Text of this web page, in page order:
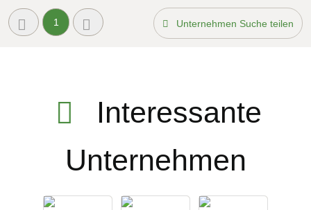
1 Unternehmen Suche teilen
Interessante
Unternehmen